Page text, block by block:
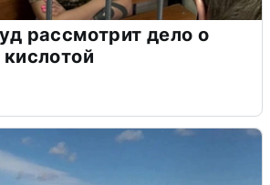
рассмотрит дело о